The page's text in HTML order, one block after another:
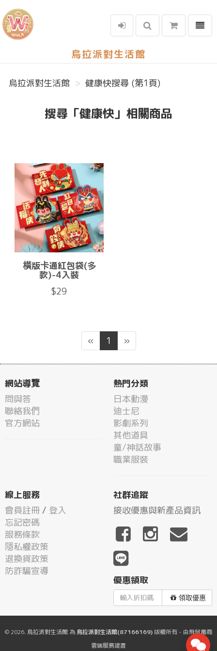
烏拉派對生活館
選單
烏拉派對生活館 健康快搜尋 (第1頁)
搜尋「健康快」相關商品
橫版卡通紅包袋(多
款)-4入裝
$29
« 1 »
網站導覽
問與答
聯絡我們
官方網站
熱門分類
日本動漫
迪士尼
影劇系列
其他道具
童/神話故事
職業服裝
線上服務
會員註冊 / 登入
忘記密碼
服務條款
隱私權政策
退換貨政策
防詐騙宣導
社群追蹤
接收優惠與新產品資訊
優惠領取
領取優惠
© 2026. 烏拉派對生活館 為 烏拉派對生活館(87166169)版權所有 - 由飛鼠電商
雲端服務建置